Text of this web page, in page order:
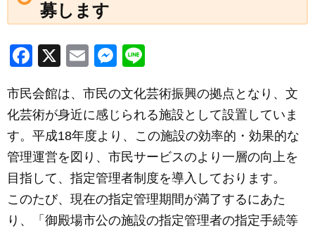
募します
F
c
e
b
o
o
k
X
E
ail
M
ss
e
n
g
er
e
市民会館は、市民の文化芸術振興の拠点となり、文
化芸術が身近に感じられる施設として設置していま
す。平成18年度より、この施設の効率的・効果的な
管理運営を図り、市民サービスのより一層の向上を
目指して、指定管理者制度を導入しております。
このたび、現在の指定管理期間が満了するにあた
り、「御殿場市公の施設の指定管理者の指定手続等